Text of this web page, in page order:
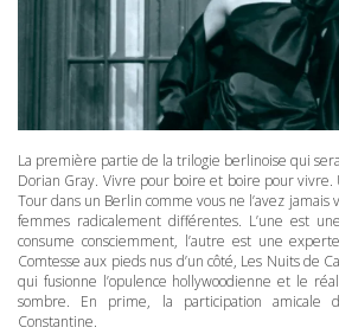
La première partie de la trilogie berlinoise qui
Dorian Gray. Vivre pour boire et boire pour
Tour dans un Berlin comme vous ne l’avez jamais
femmes radicalement différentes. L’une est
consume consciemment, l’autre est une
Comtesse aux pieds nus d’un côté, Les Nuits de
qui fusionne l’opulence hollywoodienne et le
sombre. En prime, la participation amicale
Constantine.